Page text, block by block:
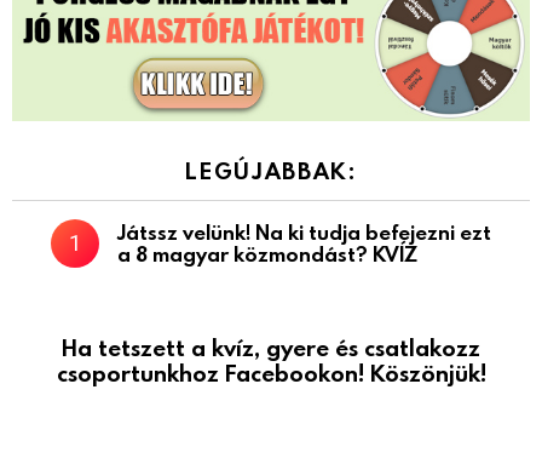
LEGÚJABBAK:
Játssz velünk! Na ki tudja befejezni ezt
a 8 magyar közmondást? KVÍZ
Ha tetszett a kvíz, gyere és csatlakozz
csoportunkhoz Facebookon! Köszönjük!